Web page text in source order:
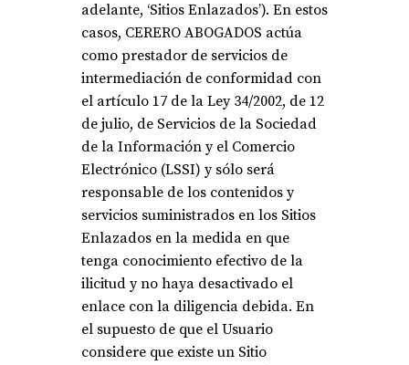
adelante, ‘Sitios Enlazados’). En estos
casos, CERERO ABOGADOS actúa
como prestador de servicios de
intermediación de conformidad con
el artículo 17 de la Ley 34/2002, de 12
de julio, de Servicios de la Sociedad
de la Información y el Comercio
Electrónico (LSSI) y sólo será
responsable de los contenidos y
servicios suministrados en los Sitios
Enlazados en la medida en que
tenga conocimiento efectivo de la
ilicitud y no haya desactivado el
enlace con la diligencia debida. En
el supuesto de que el Usuario
considere que existe un Sitio